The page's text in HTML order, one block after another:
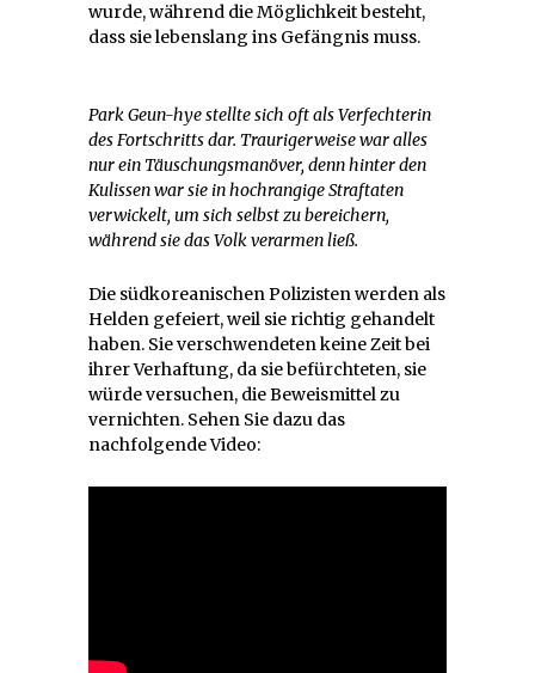
wurde, während die Möglichkeit besteht,
dass sie lebenslang ins Gefängnis muss.
Park Geun-hye stellte sich oft als Verfechterin
des Fortschritts dar. Traurigerweise war alles
nur ein Täuschungsmanöver, denn hinter den
Kulissen war sie in hochrangige Straftaten
verwickelt, um sich selbst zu bereichern,
während sie das Volk verarmen ließ.
Die südkoreanischen Polizisten werden als
Helden gefeiert, weil sie richtig gehandelt
haben. Sie verschwendeten keine Zeit bei
ihrer Verhaftung, da sie befürchteten, sie
würde versuchen, die Beweismittel zu
vernichten. Sehen Sie dazu das
nachfolgende Video: